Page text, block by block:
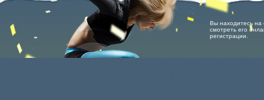
Вы находитесь на
смотреть его
регистрации.